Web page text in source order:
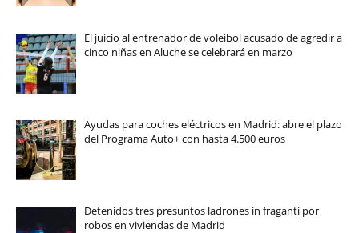
El juicio al entrenador de voleibol acusado de agredir a
cinco niñas en Aluche se celebrará en marzo
Ayudas para coches eléctricos en Madrid: abre el plazo
del Programa Auto+ con hasta 4.500 euros
Detenidos tres presuntos ladrones in fraganti por
robos en viviendas de Madrid